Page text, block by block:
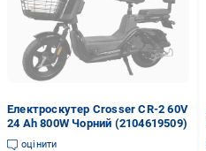
Електроскутер Crosser CR-2 60V
24 Ah 800W Чорний (2104619509)
оцінити